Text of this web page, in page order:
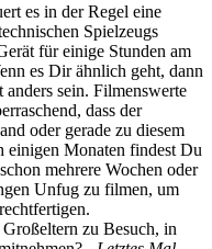
es in der Regel eine
Spielzeugs
für einige Stunden am
es Dir ähnlich geht, dann
sein. Filmenswerte
dass der
oder gerade zu diesem
einigen Monaten findest Du
mehrere Wochen oder
Unfug zu filmen, um
zu Besuch, in